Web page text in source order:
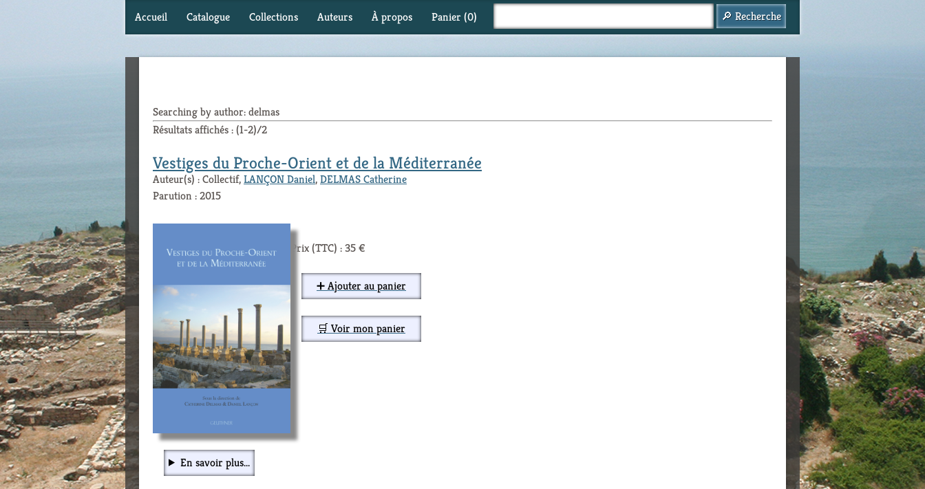
Accueil Catalogue Collections Auteurs À propos Panier (0)
Searching by author: delmas
Résultats affichés : (1-2)/2
Vestiges du Proche-Orient et de la Méditerranée
Auteur(s) : Collectif,LANÇON Daniel,DELMAS Catherine
Parution : 2015
Prix (TTC) : 35 €
➕ Ajouter au panier
🛒 Voir mon panier
En savoir plus...